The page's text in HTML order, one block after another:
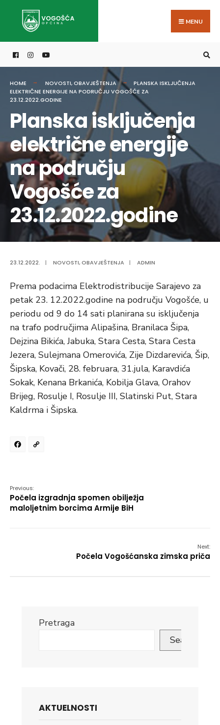
MENU
HOME NOVOSTI,OBAVJEŠTENJA
PLANSKA ISKLJUČENJA
ELEKTRIČNE ENERGIJE NA PODRUČJU VOGOŠĆE ZA
23.12.2022.GODINE
Planska isključenja
električne energije
na području
Vogošće za
23.12.2022.godine
23.12.2022. | NOVOSTI,OBAVJEŠTENJA | ADMIN
Prema podacima Elektrodistribucije Sarajevo za
petak 23. 12.2022.godine na području Vogošće, u
periodu od 9 do 14 sati planirana su isključenja
na trafo područjima Alipašina, Branilaca Šipa,
Dejzina Bikića, Jabuka, Stara Cesta, Stara Cesta
Jezera, Sulejmana Omerovića, Zije Dizdarevića, Šip,
Šipska, Kovači, 28. februara, 31.jula, Karavdića
Sokak, Kenana Brkanića, Kobilja Glava, Orahov
Brijeg, Rosulje I, Rosulje III, Slatinski Put, Stara
Kaldrma i Šipska.
Facebook
Previous:
Počela izgradnja spomen obilježja
maloljetnim borcima Armije BiH
Next:
Počela Vogošćanska zimska priča
Pretraga
Search
AKTUELNOSTI
for: